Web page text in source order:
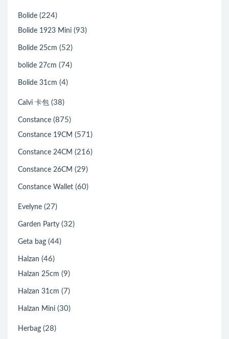
Bolide (224)
Bolide 1923 Mini (93)
Bolide 25cm (52)
bolide 27cm (74)
Bolide 31cm (4)
Calvi 卡包 (38)
Constance (875)
Constance 19CM (571)
Constance 24CM (216)
Constance 26CM (29)
Constance Wallet (60)
Evelyne (27)
Garden Party (32)
Geta bag (44)
Halzan (46)
Halzan 25cm (9)
Halzan 31cm (7)
Halzan Mini (30)
Herbag (28)